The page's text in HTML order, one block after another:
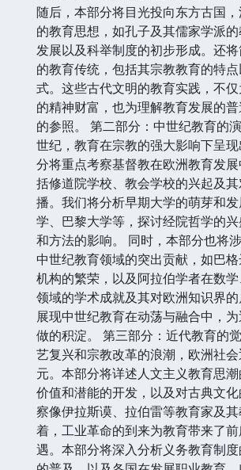
随后，本部分将目光投向东方古国
的教育思想，如孔子及其儒家学派
发展以及科举制度的初步形成。还
的教育传统，包括其宗教教育的特
式。这些古代文明的教育实践，不
的精神财富，也为理解教育发展的
的参照。 第二部分：中世纪教育的
世纪，教育在宗教的强大影响下呈
分将重点考察基督教在欧洲教育发
括修道院学校、教会学校的兴起及
播。我们将分析早期大学的萌芽和
学、巴黎大学等，探讨经院哲学的
和方法的影响。 同时，本部分也将
中世纪教育领域的突出贡献，如巴
机构的繁荣，以及阿拉伯学者在数
领域的学术成就及其对欧洲知识界
展现中世纪教育在动荡与融合中，
做的积淀。 第三部分：近代教育的
艺复兴和宗教改革的浪潮，欧洲社
元。本部分将详述人文主义教育思
价值和潜能的开发，以及对古典文
察像伊拉斯谟、拉伯雷等教育家及
着，工业革命的到来为教育带来了
遇。本部分将深入分析义务教育制